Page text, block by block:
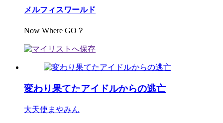
メルフィスワールド
Now Where GO？
変わり果てたアイドルからの逃亡
大天使まやみん